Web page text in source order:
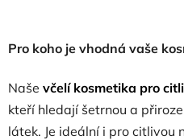
Pro koho je vhodná vaše
Naše včelí kosmetika pro
kteří hledají šetrnou a
látek. Je ideální i pro citlivou